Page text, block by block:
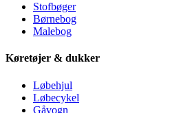
Stofbøger
Børnebog
Malebog
Køretøjer & dukker
Løbehjul
Løbecykel
Gåvogn